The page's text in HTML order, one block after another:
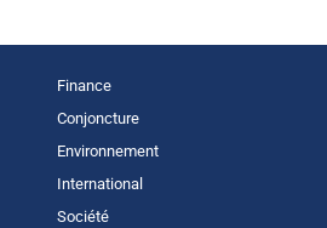
Finance
Conjoncture
Environnement
International
Société